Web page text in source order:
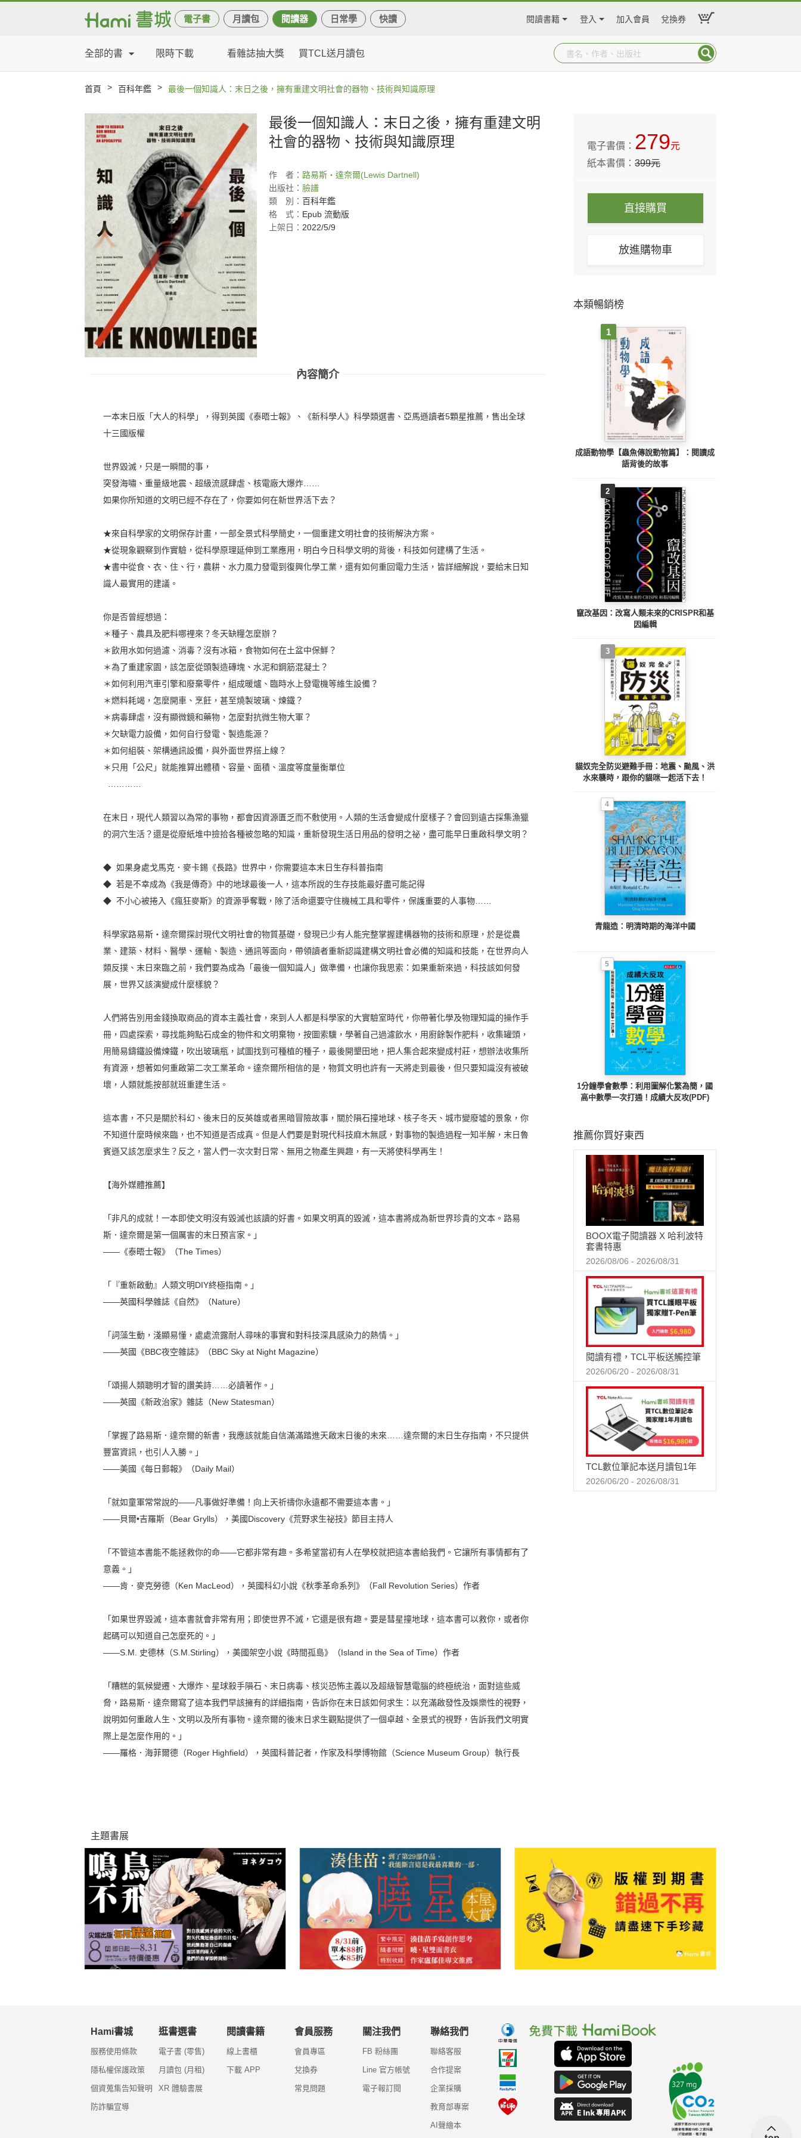
電子書 月讀包 閱讀器 日常學 快讀 閱讀書籍 登入 加入會員 兌換券
全部的書 限時下載 看雜誌抽大獎 買TCL送月讀包
首頁 > 百科年鑑 > 最後一個知識人：末日之後，擁有重建文明社會的器物、技術與知識原理
最後一個知識人：末日之後，擁有重建文明
社會的器物、技術與知識原理
作 者： 路易斯‧達奈爾(Lewis Dartnell)
出版社： 臉譜
類
別： 百科年鑑
格
式： Epub 流動版
上架日： 2022/5/9
內容簡介
一本末日版「大人的科學」，得到英國《泰晤士報》、《新科學人》科學類選書、亞馬遜讀者5顆星推薦，售出全球
十三國版權
世界毀滅，只是一瞬間的事，
突發海嘯、重量級地震、超級流感肆虐、核電廠大爆炸……
如果你所知道的文明已經不存在了，你要如何在新世界活下去？
★來自科學家的文明保存計畫，一部全景式科學簡史，一個重建文明社會的技術解決方案。
★從現象觀察到作實驗，從科學原理延伸到工業應用，明白今日科學文明的背後，科技如何建構了生活。
★書中從食、衣、住、行，農耕、水力風力發電到復興化學工業，還有如何重回電力生活，皆詳細解說，要給末日知
識人最實用的建議。
你是否曾經想過：
＊種子、農具及肥料哪裡來？冬天缺糧怎麼辦？
＊飲用水如何過濾、消毒？沒有冰箱，食物如何在土盆中保鮮？
＊為了重建家園，該怎麼從頭製造磚塊、水泥和鋼筋混凝土？
＊如何利用汽車引擎和廢棄零件，組成暖爐、臨時水上發電機等維生設備？
＊燃料耗竭，怎麼開車、烹飪，甚至燒製玻璃、煉鐵？
＊病毒肆虐，沒有顯微鏡和藥物，怎麼對抗微生物大軍？
＊欠缺電力設備，如何自行發電、製造能源？
＊如何組裝、架構通訊設備，與外面世界搭上線？
＊只用「公尺」就能推算出體積、容量、面積、溫度等度量衡單位
…………
在末日，現代人類習以為常的事物，都會因資源匱乏而不敷使用。人類的生活會變成什麼樣子？會回到遠古採集漁獵
的洞穴生活？還是從廢紙堆中撿拾各種被忽略的知識，重新發現生活日用品的發明之祕，盡可能早日重啟科學文明？
◆ 如果身處戈馬克．麥卡錫《長路》世界中，你需要這本末日生存科普指南
◆ 若是不幸成為《我是傳奇》中的地球最後一人，這本所說的生存技能最好盡可能記得
◆ 不小心被捲入《瘋狂麥斯》的資源爭奪戰，除了活命還要守住機械工具和零件，保護重要的人事物……
科學家路易斯‧達奈爾探討現代文明社會的物質基礎，發現已少有人能完整掌握建構器物的技術和原理，於是從農
業、建築、材料、醫學、運輸、製造、通訊等面向，帶領讀者重新認識建構文明社會必備的知識和技能，在世界向人
類反撲、末日來臨之前，我們要為成為「最後一個知識人」做準備，也讓你我思索：如果重新來過，科技該如何發
展，世界又該演變成什麼樣貌？
人們將告別用金錢換取商品的資本主義社會，來到人人都是科學家的大實驗室時代，你帶著化學及物理知識的操作手
冊，四處探索，尋找能夠點石成金的物件和文明棄物，按圖索驥，學著自己過濾飲水，用廚餘製作肥料，收集罐頭，
用簡易鑄鐵設備煉鐵，吹出玻璃瓶，試圖找到可種植的種子，最後開墾田地，把人集合起來變成村莊，想辦法收集所
有資源，想著如何重啟第二次工業革命。達奈爾所相信的是，物質文明也許有一天將走到最後，但只要知識沒有被破
壞，人類就能按部就班重建生活。
這本書，不只是關於科幻、後末日的反英雄或者黑暗冒險故事，關於隕石撞地球、核子冬天、城市變廢墟的景象，你
不知道什麼時候來臨，也不知道是否成真。但是人們要是對現代科技麻木無感，對事物的製造過程一知半解，末日魯
賓遜又該怎麼求生？反之，當人們一次次對日常、無用之物產生興趣，有一天將使科學再生！
【海外媒體推薦】
「非凡的成就！一本即使文明沒有毀滅也該讀的好書。如果文明真的毀滅，這本書將成為新世界珍貴的文本。路易
斯．達奈爾是第一個厲害的末日預言家。」
——《泰晤士報》（The Times）
「『重新啟動』人類文明DIY終極指南。」
——英國科學雜誌《自然》（Nature）
「詞藻生動，淺顯易懂，處處流露耐人尋味的事實和對科技深具感染力的熱情。」
——英國《BBC夜空雜誌》（BBC Sky at Night Magazine）
「頌揚人類聰明才智的讚美詩……必讀著作。」
——英國《新政治家》雜誌（New Statesman）
「掌握了路易斯．達奈爾的新書，我應該就能自信滿滿踏進天啟末日後的未來……達奈爾的末日生存指南，不只提供
豐富資訊，也引人入勝。」
——美國《每日郵報》（Daily Mail）
「就如童軍常常說的——凡事做好準備！向上天祈禱你永遠都不需要這本書。」
——貝爾•吉羅斯（Bear Grylls），美國Discovery《荒野求生祕技》節目主持人
「不管這本書能不能拯救你的命——它都非常有趣。多希望當初有人在學校就把這本書給我們。它讓所有事情都有了
意義。」
——肯．麥克勞德（Ken MacLeod），英國科幻小說《秋季革命系列》（Fall Revolution Series）作者
「如果世界毀滅，這本書就會非常有用；即使世界不滅，它還是很有趣。要是彗星撞地球，這本書可以救你，或者你
起碼可以知道自己怎麼死的。」
——S.M. 史德林（S.M.Stirling），美國架空小說《時間孤島》（Island in the Sea of Time）作者
「糟糕的氣候變遷、大爆炸、星球殺手隕石、末日病毒、核災恐怖主義以及超級智慧電腦的終極統治，面對這些威
脅，路易斯．達奈爾寫了這本我們早該擁有的詳細指南，告訴你在末日該如何求生：以充滿啟發性及娛樂性的視野，
說明如何重啟人生、文明以及所有事物。達奈爾的後末日求生觀點提供了一個卓越、全景式的視野，告訴我們文明實
際上是怎麼作用的。」
——羅格．海菲爾德（Roger Highfield），英國科普記者，作家及科學博物館（Science Museum Group）執行長
電子書價： 279元
紙本書價：399元
直接購買
放進購物車
本類暢銷榜
1
成語動物學【蟲魚傳說動物篇】：閱讀成
語背後的故事
2
竄改基因：改寫人類未來的CRISPR和基
因編輯
3
貓奴完全防災避難手冊：地震、颱風、洪
水來襲時，跟你的貓咪一起活下去！
4
青龍造：明清時期的海洋中國
5
1分鐘學會數學：利用圖解化繁為簡，國
高中數學一次打通！成績大反攻(PDF)
推薦你買好東西
BOOX電子閱讀器 X 哈利波特
套書特惠
2026/08/06 - 2026/08/31
閱讀有禮，TCL平板送觸控筆
2026/06/20 - 2026/08/31
TCL數位筆記本送月讀包1年
2026/06/20 - 2026/08/31
主題書展
Hami書城
服務使用條款
隱私權保護政策
個資蒐集告知聲明
防詐騙宣導
逛書選書
電子書 (零售)
月讀包 (月租)
XR 體驗書展
閱讀書籍
線上書櫃
下載 APP
會員服務
會員專區
兌換券
常見問題
關注我們
FB 粉絲團
Line 官方帳號
電子報訂閱
聯絡我們
聯絡客服
合作提案
企業採購
教育部專案
AI聲繪本